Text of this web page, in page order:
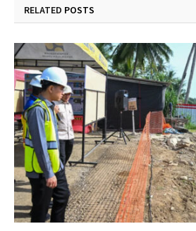
RELATED POSTS